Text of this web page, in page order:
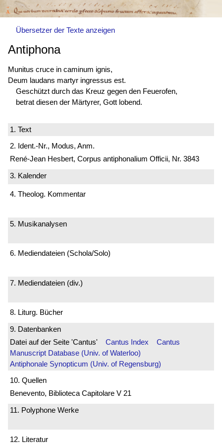
Übersetzer der Texte anzeigen
Antiphona
Munitus cruce in caminum ignis,
Deum laudans martyr ingressus est.
Geschützt durch das Kreuz gegen den Feuerofen,
betrat diesen der Märtyrer, Gott lobend.
1. Text
2. Ident.-Nr., Modus, Anm.
René-Jean Hesbert, Corpus antiphonalium Officii, Nr. 3843
3. Kalender
4. Theolog. Kommentar
5. Musikanalysen
6. Mediendateien (Schola/Solo)
7. Mediendateien (div.)
8. Liturg. Bücher
9. Datenbanken
Datei auf der Seite 'Cantus' Cantus Index
Cantus
Manuscript Database (Univ. of Waterloo)
Antiphonale Synopticum (Univ. of Regensburg)
10. Quellen
Benevento, Biblioteca Capitolare V 21
11. Polyphone Werke
12. Literatur